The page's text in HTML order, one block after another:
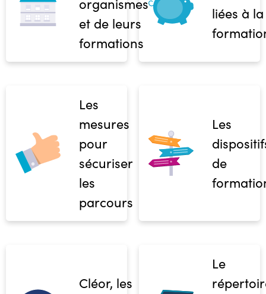
et de leurs
formations
liées à la
Les
mesures
pour
sécuriser
les
parcours
Les
de
Cléor, les
Le